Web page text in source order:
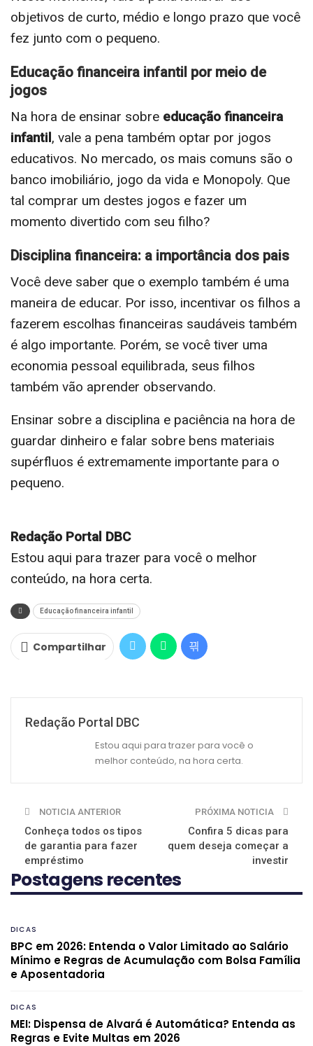
objetivos de curto, médio e longo prazo que você
fez junto com o pequeno.
Educação financeira infantil por meio de
jogos
Na hora de ensinar sobre educação financeira
infantil, vale a pena também optar por jogos
educativos. No mercado, os mais comuns são o
banco imobiliário, jogo da vida e Monopoly. Que
tal comprar um destes jogos e fazer um
momento divertido com seu filho?
Disciplina financeira: a importância dos pais
Você deve saber que o exemplo também é uma
maneira de educar. Por isso, incentivar os filhos a
fazerem escolhas financeiras saudáveis também
é algo importante. Porém, se você tiver uma
economia pessoal equilibrada, seus filhos
também vão aprender observando.
Ensinar sobre a disciplina e paciência na hora de
guardar dinheiro e falar sobre bens materiais
supérfluos é extremamente importante para o
pequeno.
Redação Portal DBC
Estou aqui para trazer para você o melhor
conteúdo, na hora certa.
Educação financeira infantil
Compartilhar
Redação Portal DBC
Estou aqui para trazer para você o
melhor conteúdo, na hora certa.
NOTICIA ANTERIOR
Conheça todos os tipos
de garantia para fazer
empréstimo
PRÓXIMA NOTICIA
Confira 5 dicas para
quem deseja começar a
investir
Postagens recentes
DICAS
BPC em 2026: Entenda o Valor Limitado ao Salário
Mínimo e Regras de Acumulação com Bolsa Família
e Aposentadoria
DICAS
MEI: Dispensa de Alvará é Automática? Entenda as
Regras e Evite Multas em 2026